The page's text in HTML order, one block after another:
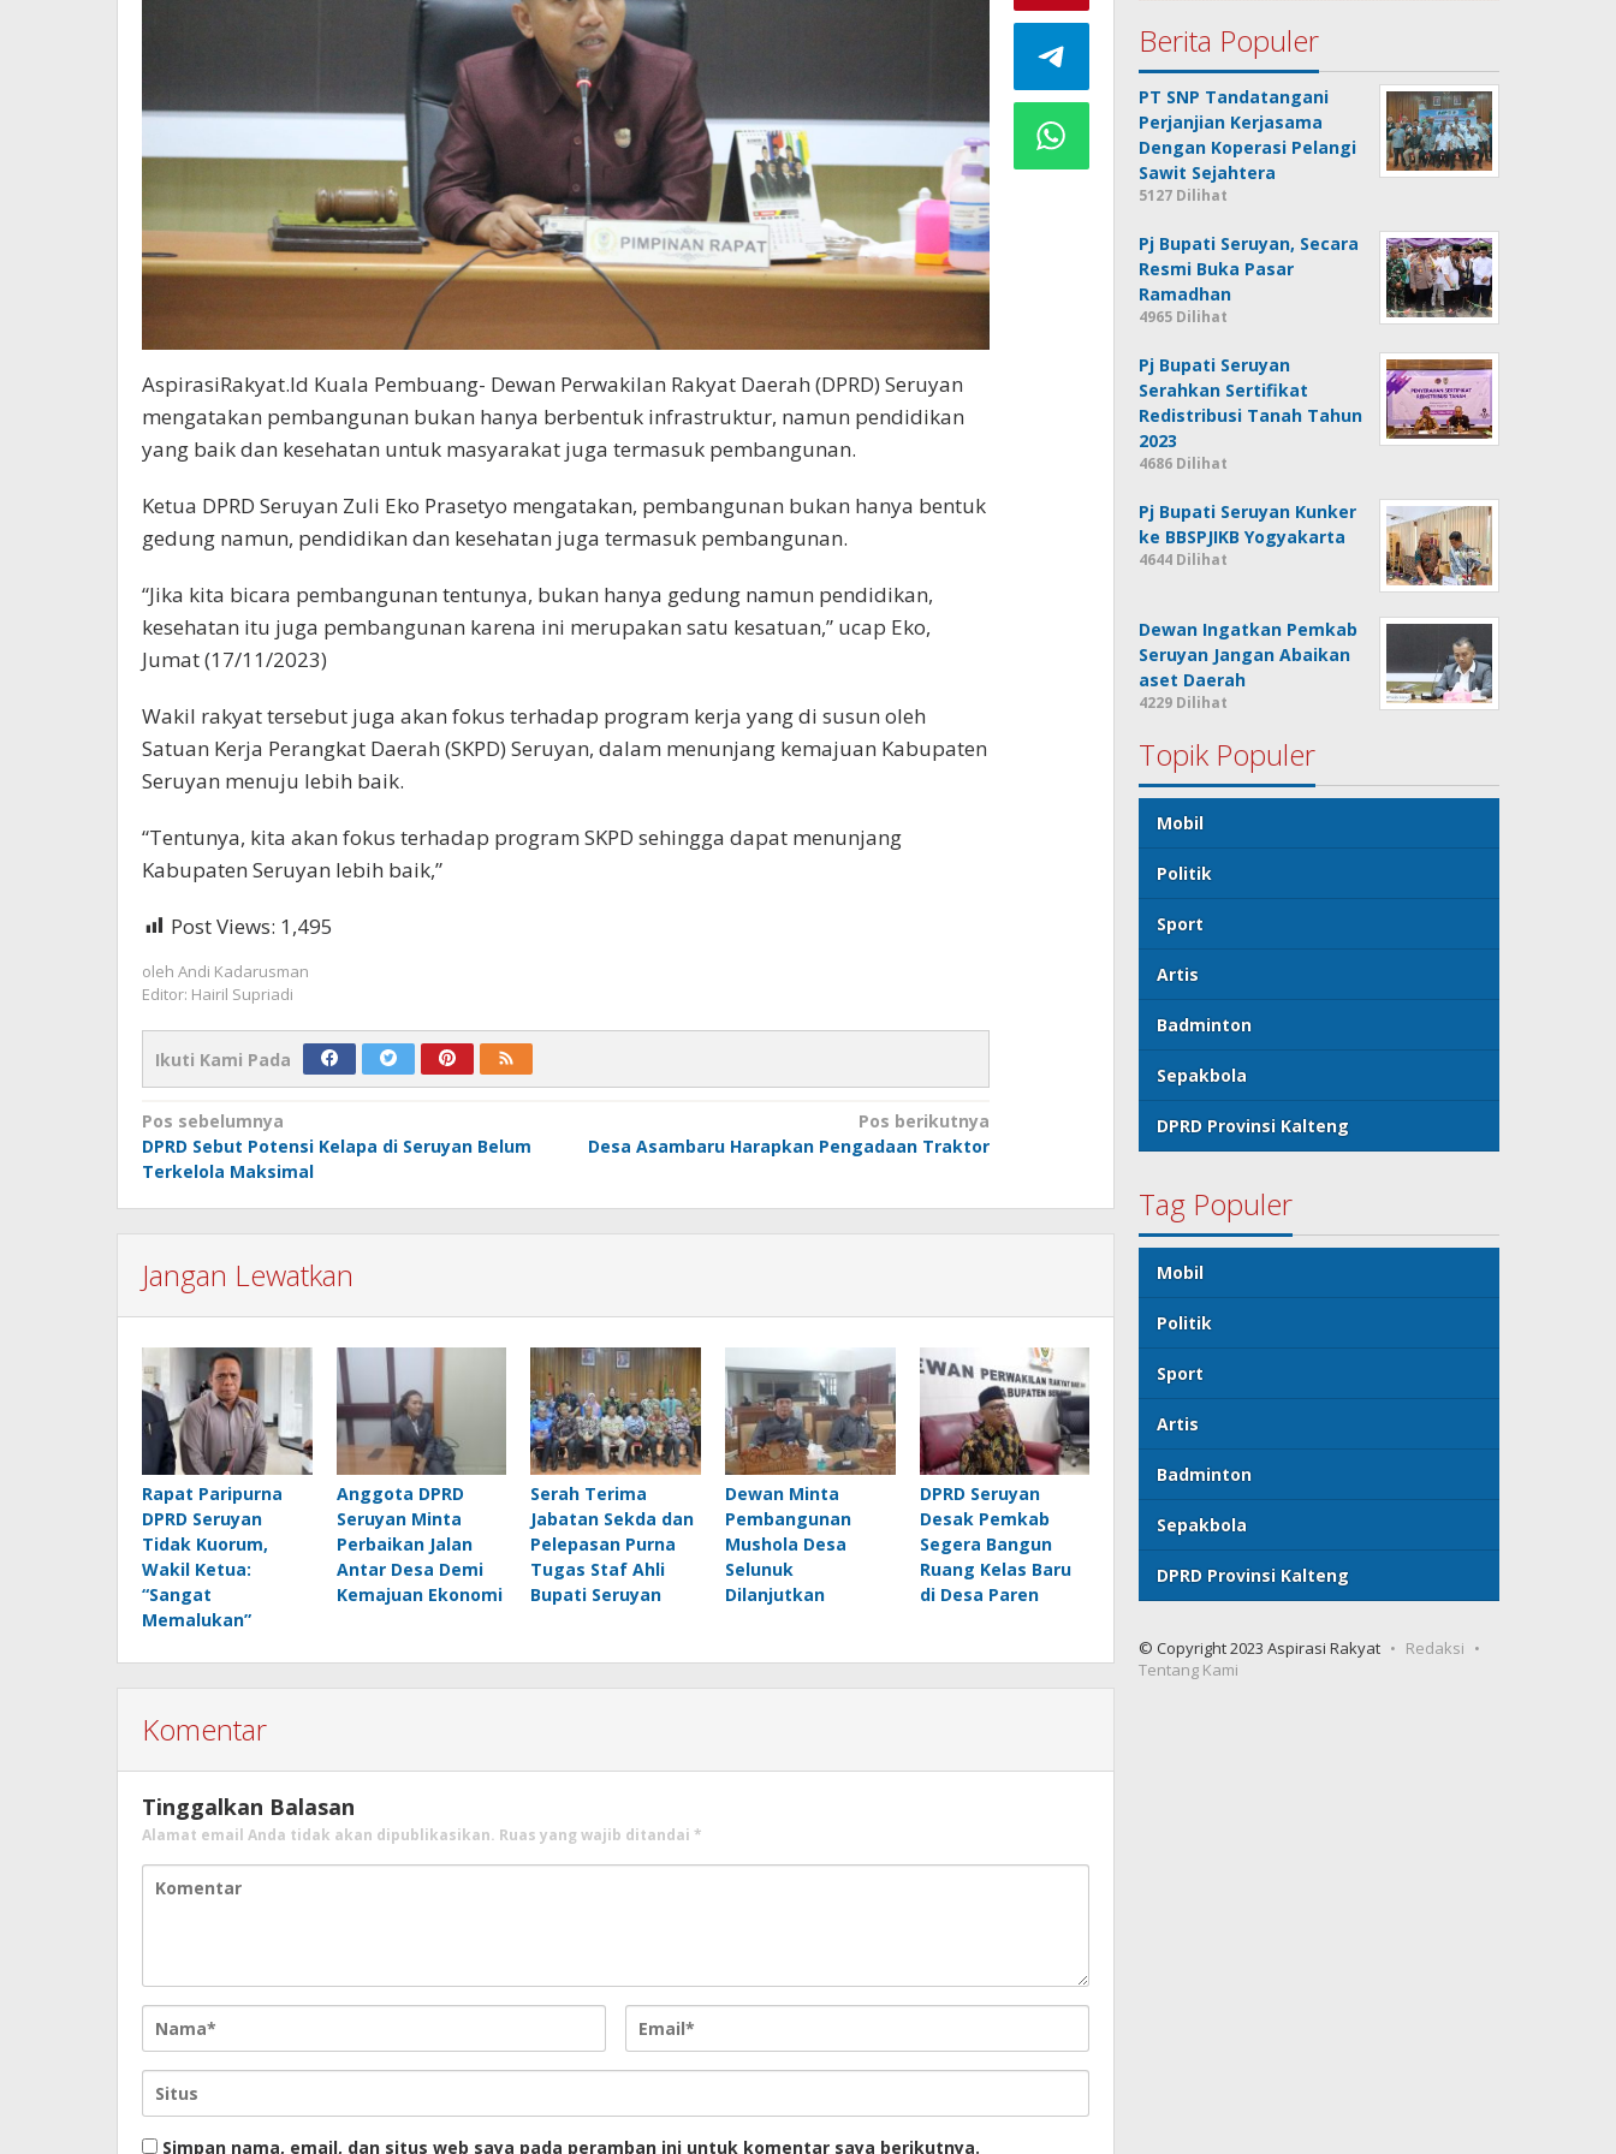
AspirasiRakyat.Id Kuala Pembuang- Dewan Perwakilan Rakyat Daerah (DPRD) Seruyan
mengatakan pembangunan bukan hanya berbentuk infrastruktur, namun pendidikan
yang baik dan kesehatan untuk masyarakat juga termasuk pembangunan.
Ketua DPRD Seruyan Zuli Eko Prasetyo mengatakan, pembangunan bukan hanya bentuk
gedung namun, pendidikan dan kesehatan juga termasuk pembangunan.
“Jika kita bicara pembangunan tentunya, bukan hanya gedung namun pendidikan,
kesehatan itu juga pembangunan karena ini merupakan satu kesatuan,” ucap Eko,
Jumat (17/11/2023)
Wakil rakyat tersebut juga akan fokus terhadap program kerja yang di susun oleh
Satuan Kerja Perangkat Daerah (SKPD) Seruyan, dalam menunjang kemajuan Kabupaten
Seruyan menuju lebih baik.
“Tentunya, kita akan fokus terhadap program SKPD sehingga dapat menunjang
Kabupaten Seruyan lebih baik,”
Post Views: 1,495
oleh Andi Kadarusman
Editor: Hairil Supriadi
Ikuti Kami Pada
Navigasi
pos
Pos sebelumnya
DPRD Sebut Potensi Kelapa di Seruyan Belum
Terkelola Maksimal
Pos berikutnya
Desa Asambaru Harapkan Pengadaan Traktor
Jangan Lewatkan
Rapat Paripurna
DPRD Seruyan
Tidak Kuorum,
Wakil Ketua:
“Sangat
Memalukan”
Anggota DPRD
Seruyan Minta
Perbaikan Jalan
Antar Desa Demi
Kemajuan Ekonomi
Serah Terima
Jabatan Sekda dan
Pelepasan Purna
Tugas Staf Ahli
Bupati Seruyan
Dewan Minta
Pembangunan
Mushola Desa
Selunuk
Dilanjutkan
DPRD Seruyan
Desak Pemkab
Segera Bangun
Ruang Kelas Baru
di Desa Paren
Komentar
Tinggalkan Balasan
Alamat email Anda tidak akan dipublikasikan. Ruas yang wajib ditandai *
Simpan nama, email, dan situs web saya pada peramban ini untuk komentar saya berikutnya.
Berita Populer
PT SNP Tandatangani
Perjanjian Kerjasama
Dengan Koperasi Pelangi
Sawit Sejahtera
5127 Dilihat
Pj Bupati Seruyan, Secara
Resmi Buka Pasar
Ramadhan
4965 Dilihat
Pj Bupati Seruyan
Serahkan Sertifikat
Redistribusi Tanah Tahun
2023
4686 Dilihat
Pj Bupati Seruyan Kunker
ke BBSPJIKB Yogyakarta
4644 Dilihat
Dewan Ingatkan Pemkab
Seruyan Jangan Abaikan
aset Daerah
4229 Dilihat
Topik Populer
Mobil
Politik
Sport
Artis
Badminton
Sepakbola
DPRD Provinsi Kalteng
Tag Populer
Mobil
Politik
Sport
Artis
Badminton
Sepakbola
DPRD Provinsi Kalteng
© Copyright 2023 Aspirasi Rakyat
Redaksi
Tentang Kami